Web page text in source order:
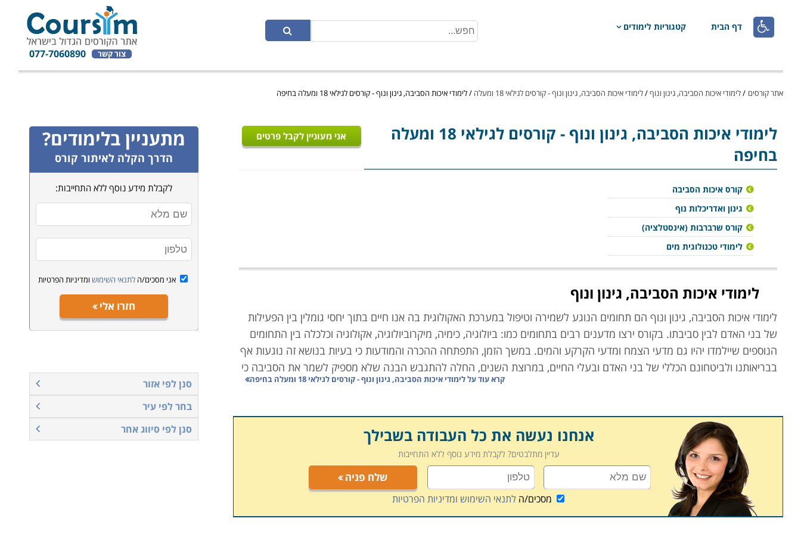
 דף הבית קטגוריות לימודים
צור קשר 077-7060890
אתר קורסים /לימודי איכות הסביבה, גינון ונוף/לימודי איכות הסביבה, גינון ונוף - קורסים לגילאי 18 ומעלה /לימודי איכות הסביבה, גינון ונוף - קורסים לגילאי 18 ומעלה בחיפה
לימודי איכות הסביבה, גינון ונוף
- קורסים לגילאי 18 ומעלה
בחיפה
אני מעוניין לקבל פרטים
קורס איכות הסביבה
גינון ואדריכלות נוף
קורס שרברבות (אינסטלציה)
לימודי טכנולוגית מים
לימודי איכות הסביבה, גינון ונוף
לימודי איכות הסביבה, גינון ונוף הם תחומים הנוגע לשמירה וטיפול במערכת האקולוגית בה אנו חיים בתוך יחסי גומלין בין הפעילות
של בני האדם לבין סביבתו. בקורס ירצו מדענים רבים בתחומים כמו: ביולוגיה, כימיה, מיקרוביולוגיה, אקולוגיה וכלכלה בין התחומים
הנוספים שיילמדו יהיו גם מדעי הצמח ומדעי הקרקע והמים. במשך הזמן, התפתחה ההכרה והמודעות כי בעיות בנושא זה נוגעות אף
בבריאותנו ולביטחונם הכללי של בני האדם ובעלי החיים, במרוצת השנים, החלה להתגבש הבנה שלא מספיק לשמר את הסביבה כי
קיומם של יחסי גומלין בהגדרת איכות הסביבה עמוקים וסבוכים, לאחר מחקר מדעי חלה מגמת שינוי בתחומים שונים ומגוונים כמו
מקורות אנרגיהטבעיים ומקורות מים חליפיים. נושא של מחזור פסולת כבר בבתים ובמרכזי הטמנת הפסולת וגם שימוש
בחומרים ידידותיים בהדברה, גם יילמד ב
לימודי איכות הסביבהוחקלאות. שימוש בכלים כלכליים לשיפורה, יהיה עוד נושא בלימודים
תואר מוסמך
קורס בלימודי איכות הסביבה,גינוןונוףהנו לרוב רב תחומי, הלימודים מאחדים מורים העוסקים בתחומי המחקר השונים, החל
קרא עוד עללימודי איכות הסביבה, גינון ונוף - קורסים לגילאי 18 ומעלה בחיפה
אנחנו נעשה את כל העבודה בשבילך
עדיין מתלבטים? לקבלת מידע נוסף ללא התחייבות
שלח פניה
מסכים/הלתנאי השימוש ומדיניות הפרטיות
מתעניין בלימודים?
הדרך הקלה לאיתור קורס
לקבלת מידע נוסף ללא התחייבות:
אני מסכים/הלתנאי השימוש ומדיניות הפרטיות
חזרו אלי
סנן לפי אזור
בחר לפי עיר
סנן לפי סיווג אחר